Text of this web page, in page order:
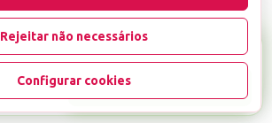
1 + Adicionar ao carrinho
Rejeitar não necessários
Configurar cookies